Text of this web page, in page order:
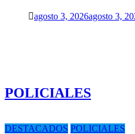
agosto 3, 2026agosto 3,
POLICIALES
DESTACADOS POLICIALES